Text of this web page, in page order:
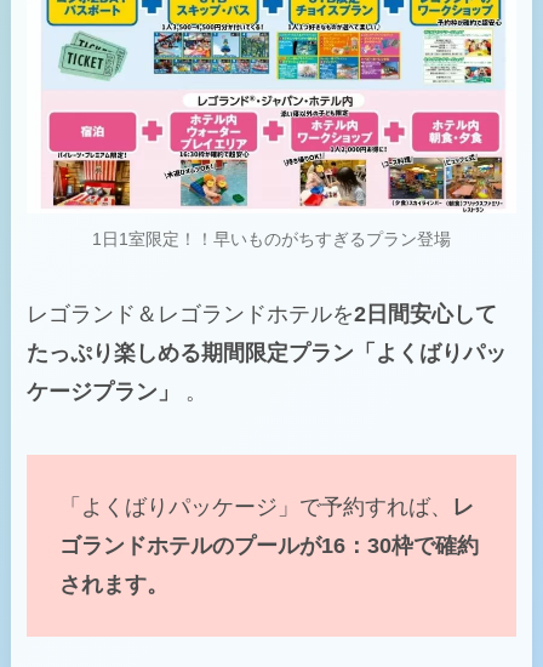
1日1室限定！！早いものがちすぎるプラン登場
レゴランド＆レゴランドホテルを2日間安心して
たっぷり楽しめる期間限定プラン「よくばりパッ
ケージプラン」
。
「よくばりパッケージ」で予約すれば、 レ
ゴランドホテルのプールが16：30枠で確約
されます。